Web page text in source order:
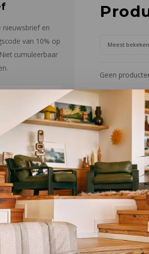
nieuwsbrief en
van 10% op
cumuleerbaar
Meest bekeken
Geen